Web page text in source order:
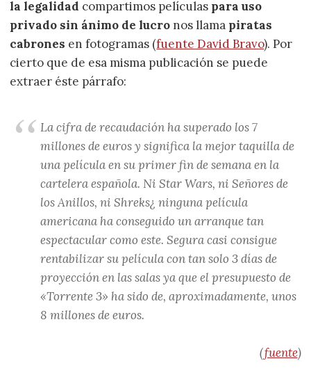
la legalidad compartimos películas para uso
privado sin ánimo de lucro nos llama piratas
cabrones en fotogramas (fuente David Bravo). Por
cierto que de esa misma publicación se puede
extraer éste párrafo:
La cifra de recaudación ha superado los 7
millones de euros y significa la mejor taquilla de
una película en su primer fin de semana en la
cartelera española. Ni Star Wars, ni Señores de
los Anillos, ni Shreks¿ ninguna película
americana ha conseguido un arranque tan
espectacular como este. Segura casi consigue
rentabilizar su película con tan solo 3 días de
proyección en las salas ya que el presupuesto de
«Torrente 3» ha sido de, aproximadamente, unos
8 millones de euros.
(fuente)